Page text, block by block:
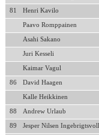
81 Henri Kavilo
Paavo Romppainen
Asahi Sakano
Juri Kesseli
Kaimar Vagul
86 David Haagen
Kalle Heikkinen
88 Andrew Urlaub
89 Jesper Nilsen Ingebrigtsvoll